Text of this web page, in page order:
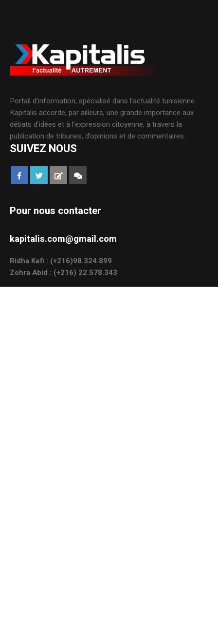
Portail d’information, spécialisé dans l’actualité tunisienne.
Kapitalis accorde, par ailleurs, une grande importance aux
débats d’idées et à l’expression citoyenne, à travers la
publication de tribunes, d’opinions et de commentaires.
SUIVEZ NOUS
Pour nous contacter
kapitalis.com@gmail.com
Ridha Kefi : (+216)98.324.899
Zohra Abid : (+216) 22.578.343